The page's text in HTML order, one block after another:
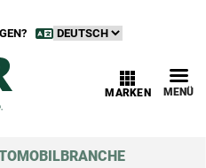
MENÜ
MARKEN